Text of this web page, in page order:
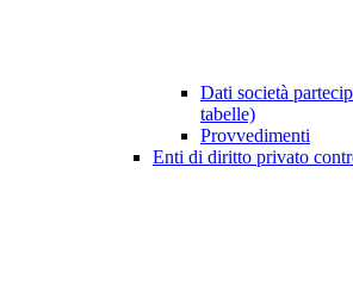
Dati società
tabelle)
Provvedimenti
Enti di diritto privato